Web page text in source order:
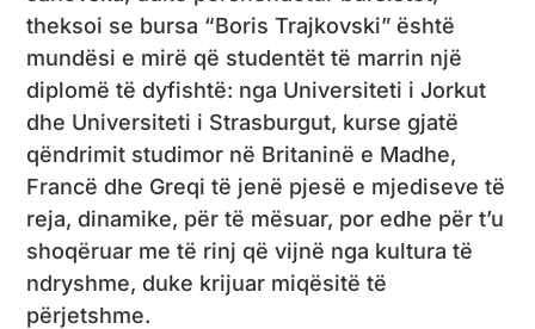
theksoi se bursa “Boris Trajkovski” është
mundësi e mirë që studentët të marrin një
diplomë të dyfishtë: nga Universiteti i Jorkut
dhe Universiteti i Strasburgut, kurse gjatë
qëndrimit studimor në Britaninë e Madhe,
Francë dhe Greqi të jenë pjesë e mjediseve të
reja, dinamike, për të mësuar, por edhe për t’u
shoqëruar me të rinj që vijnë nga kultura të
ndryshme, duke krijuar miqësitë të
përjetshme.